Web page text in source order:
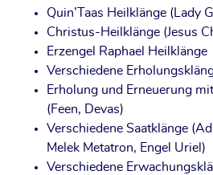
Quin’­Taas Heil­klän­ge (Lady
Chris­tus-Heil­klän­ge (Jesus
Erz­engel Rapha­el Heilklänge
Ver­schie­de­ne
Erho­lung und Erneue­rung
(Feen, Devas)
Ver­schie­de­ne Saat­klän­ge
Melek Metat­ron, Engel Uriel)
Ver­schie­de­ne